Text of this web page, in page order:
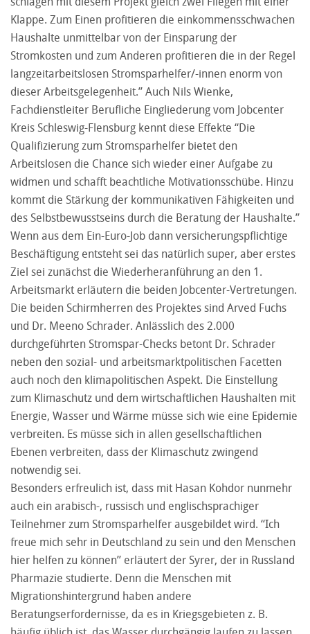
Klappe. Zum Einen profitieren die einkommensschwachen
Haushalte unmittelbar von der Einsparung der
Stromkosten und zum Anderen profitieren die in der Regel
langzeitarbeitslosen Stromsparhelfer/-innen enorm von
dieser Arbeitsgelegenheit.” Auch Nils Wienke,
Fachdienstleiter Berufliche Eingliederung vom Jobcenter
Kreis Schleswig-Flensburg kennt diese Effekte “Die
Qualifizierung zum Stromsparhelfer bietet den
Arbeitslosen die Chance sich wieder einer Aufgabe zu
widmen und schafft beachtliche Motivationsschübe. Hinzu
kommt die Stärkung der kommunikativen Fähigkeiten und
des Selbstbewusstseins durch die Beratung der Haushalte.”
Wenn aus dem Ein-Euro-Job dann versicherungspflichtige
Beschäftigung entsteht sei das natürlich super, aber erstes
Ziel sei zunächst die Wiederheranführung an den 1.
Arbeitsmarkt erläutern die beiden Jobcenter-Vertretungen.
Die beiden Schirmherren des Projektes sind Arved Fuchs
und Dr. Meeno Schrader. Anlässlich des 2.000
durchgeführten Stromspar-Checks betont Dr. Schrader
neben den sozial- und arbeitsmarktpolitischen Facetten
auch noch den klimapolitischen Aspekt. Die Einstellung
zum Klimaschutz und dem wirtschaftlichen Haushalten mit
Energie, Wasser und Wärme müsse sich wie eine Epidemie
verbreiten. Es müsse sich in allen gesellschaftlichen
Ebenen verbreiten, dass der Klimaschutz zwingend
notwendig sei.
Besonders erfreulich ist, dass mit Hasan Kohdor nunmehr
auch ein arabisch-, russisch und englischsprachiger
Teilnehmer zum Stromsparhelfer ausgebildet wird. “Ich
freue mich sehr in Deutschland zu sein und den Menschen
hier helfen zu können” erläutert der Syrer, der in Russland
Pharmazie studierte. Denn die Menschen mit
Migrationshintergrund haben andere
Beratungserfordernisse, da es in Kriegsgebieten z. B.